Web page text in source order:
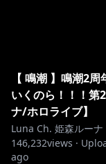
【 鳴潮 】鳴潮2
いくのら！！！第
ナ/ホロライブ】
Luna Ch. 姫森ルーナ
146,232views ·
ago